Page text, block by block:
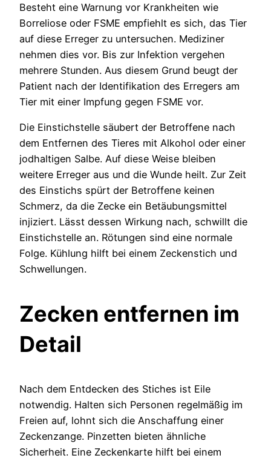
Besteht eine Warnung vor Krankheiten wie
Borreliose oder FSME empfiehlt es sich, das Tier
auf diese Erreger zu untersuchen. Mediziner
nehmen dies vor. Bis zur Infektion vergehen
mehrere Stunden. Aus diesem Grund beugt der
Patient nach der Identifikation des Erregers am
Tier mit einer Impfung gegen FSME vor.
Die Einstichstelle säubert der Betroffene nach
dem Entfernen des Tieres mit Alkohol oder einer
jodhaltigen Salbe. Auf diese Weise bleiben
weitere Erreger aus und die Wunde heilt. Zur Zeit
des Einstichs spürt der Betroffene keinen
Schmerz, da die Zecke ein Betäubungsmittel
injiziert. Lässt dessen Wirkung nach, schwillt die
Einstichstelle an. Rötungen sind eine normale
Folge. Kühlung hilft bei einem Zeckenstich und
Schwellungen.
Zecken entfernen im
Detail
Nach dem Entdecken des Stiches ist Eile
notwendig. Halten sich Personen regelmäßig im
Freien auf, lohnt sich die Anschaffung einer
Zeckenzange. Pinzetten bieten ähnliche
Sicherheit. Eine Zeckenkarte hilft bei einem